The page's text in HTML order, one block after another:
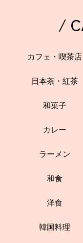
/
カフェ・喫茶店
日本茶・紅茶
和菓子
カレー
ラーメン
和食
洋食
韓国料理